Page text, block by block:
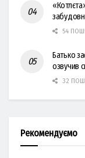
54
Батько
озвучив
32
Рекомендуємо